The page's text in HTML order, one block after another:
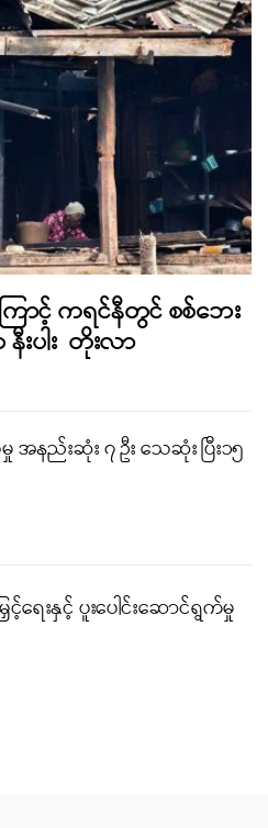
ြောင့် ကရင်နီတွင် စစ်ဘေး
းပါး တိုးလာ
အနည်းဆုံး ၇ ဦး သေဆုံး ပြီး၁၅
ေးနှင့် ပူးပေါင်းဆောင်ရွက်မှု